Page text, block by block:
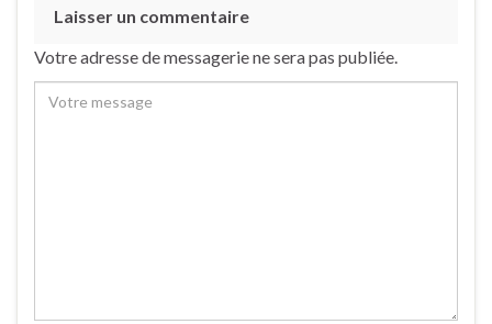
Laisser un commentaire
Votre adresse de messagerie ne sera pas publiée.